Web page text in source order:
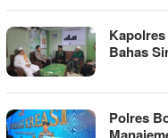
Bahas
Polres